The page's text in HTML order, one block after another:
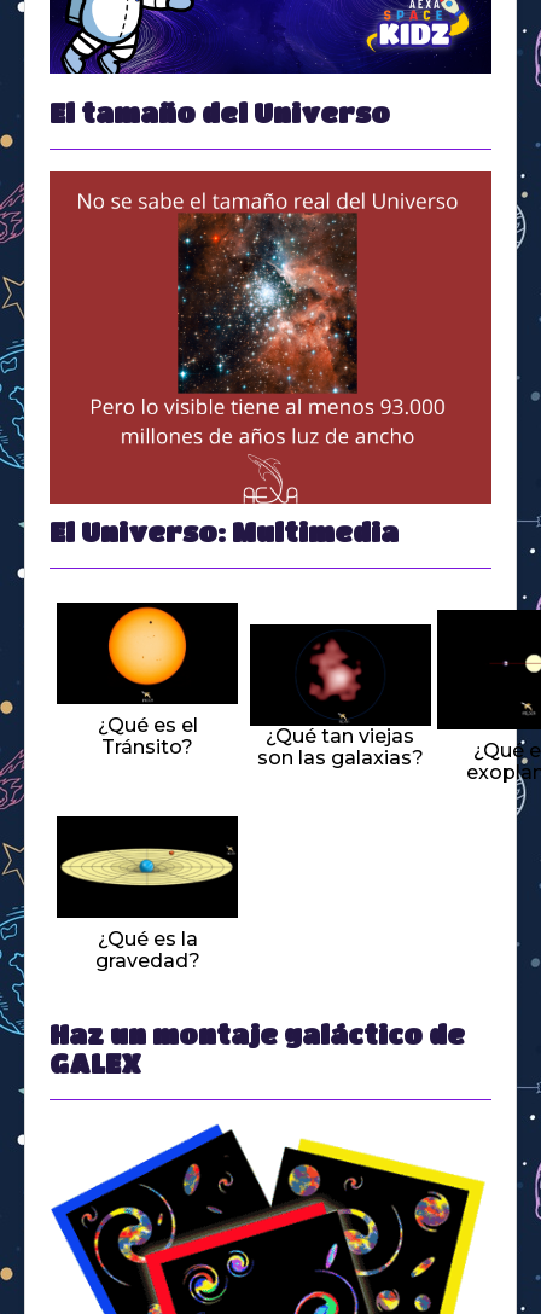
Space Kidz
El tamaño del Universo
El Universo: Multimedia
¿Qué es el
Tránsito?
¿Qué tan viejas
son las galaxias?
¿Qué
¿Qué es la
gravedad?
Haz un montaje galáctico de
GALEX